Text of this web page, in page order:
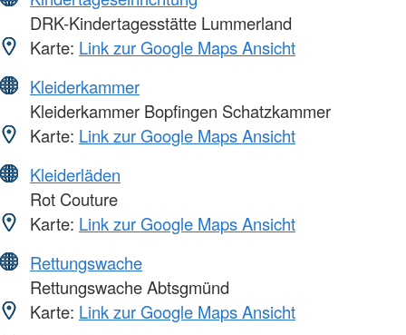
DRK-Kindertagesstätte Lummerland
Karte: Link zur Google Maps Ansicht
Kleiderkammer
Kleiderkammer Bopfingen Schatzkammer
Karte: Link zur Google Maps Ansicht
Kleiderläden
Rot Couture
Karte: Link zur Google Maps Ansicht
Rettungswache
Rettungswache Abtsgmünd
Karte: Link zur Google Maps Ansicht